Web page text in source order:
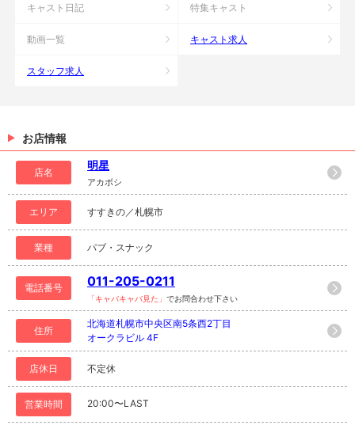
キャスト日記 特集キャスト
動画一覧 キャスト求人
スタッフ求人
お店情報
店名
明星
アカボシ
エリア すすきの／札幌市
業種 パブ・スナック
電話番号 011-205-0211
「キャバキャバ見た」 でお問合わせ下さい
住所
北海道札幌市中央区南5条西2丁目
オークラビル 4F
店休日 不定休
営業時間 20:00〜LAST